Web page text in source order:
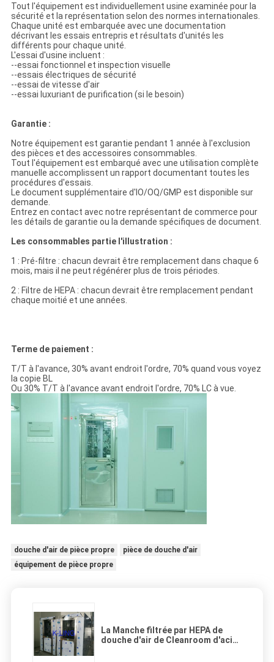
Tout l'équipement est individuellement usine examinée pour la
sécurité et la représentation selon des normes internationales.
Chaque unité est embarquée avec une documentation
décrivant les essais entrepris et résultats d'unités les
différents pour chaque unité.
L'essai d'usine incluent :
--essai fonctionnel et inspection visuelle
--essais électriques de sécurité
--essai de vitesse d'air
--essai luxuriant de purification (si le besoin)
Garantie :
Notre équipement est garantie pendant 1 année à l'exclusion
des pièces et des accessoires consommables.
Tout l'équipement est embarqué avec une utilisation complète
manuelle accomplissent un rapport documentant toutes les
procédures d'essais.
Le document supplémentaire d'IO/OQ/GMP est disponible sur
demande.
Entrez en contact avec notre représentant de commerce pour
les détails de garantie ou la demande spécifiques de document.
Les consommables partie l'illustration :
1 : Pré-filtre : chacun devrait être remplacement dans chaque 6
mois, mais il ne peut régénérer plus de trois périodes.
2 : Filtre de HEPA : chacun devrait être remplacement pendant
chaque moitié et une années.
Terme de paiement :
T/T à l'avance, 30% avant endroit l'ordre, 70% quand vous voyez
la copie BL
Ou 30% T/T à l'avance avant endroit l'ordre, 70% LC à vue.
douche d'air de pièce propre
pièce de douche d'air
équipement de pièce propre
La Manche filtrée par HEPA de
douche d'air de Cleanroom d'acier